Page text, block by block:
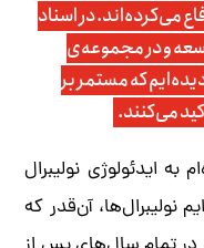
می‌کرده‌اند. در اسناد
و در مجموعه‌ی
که مستمر بر
می‌کنند.
ایدئولوژی نولیبرال
نولیبرال‌ها، آن‌قدر که